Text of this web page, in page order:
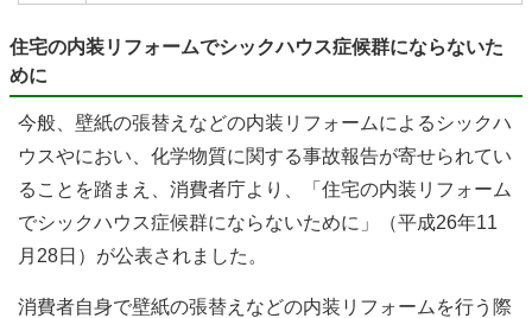
住宅の内装リフォームでシックハウス症候群にならないた
めに
今般、壁紙の張替えなどの内装リフォームによるシックハ
ウスやにおい、化学物質に関する事故報告が寄せられてい
ることを踏まえ、消費者庁より、「住宅の内装リフォーム
でシックハウス症候群にならないために」（平成26年11
月28日）が公表されました。
消費者自身で壁紙の張替えなどの内装リフォームを行う際